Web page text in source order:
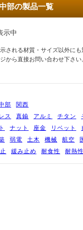
部の製品一覧
示中
される材質・サイズ以外に
から直接お問い合わせ下さい
部
関西
ス 真鍮 アルミ チタン
ナット 座金 リベット
弱電 土木 機械 航空
緩み止め 耐食性 耐熱